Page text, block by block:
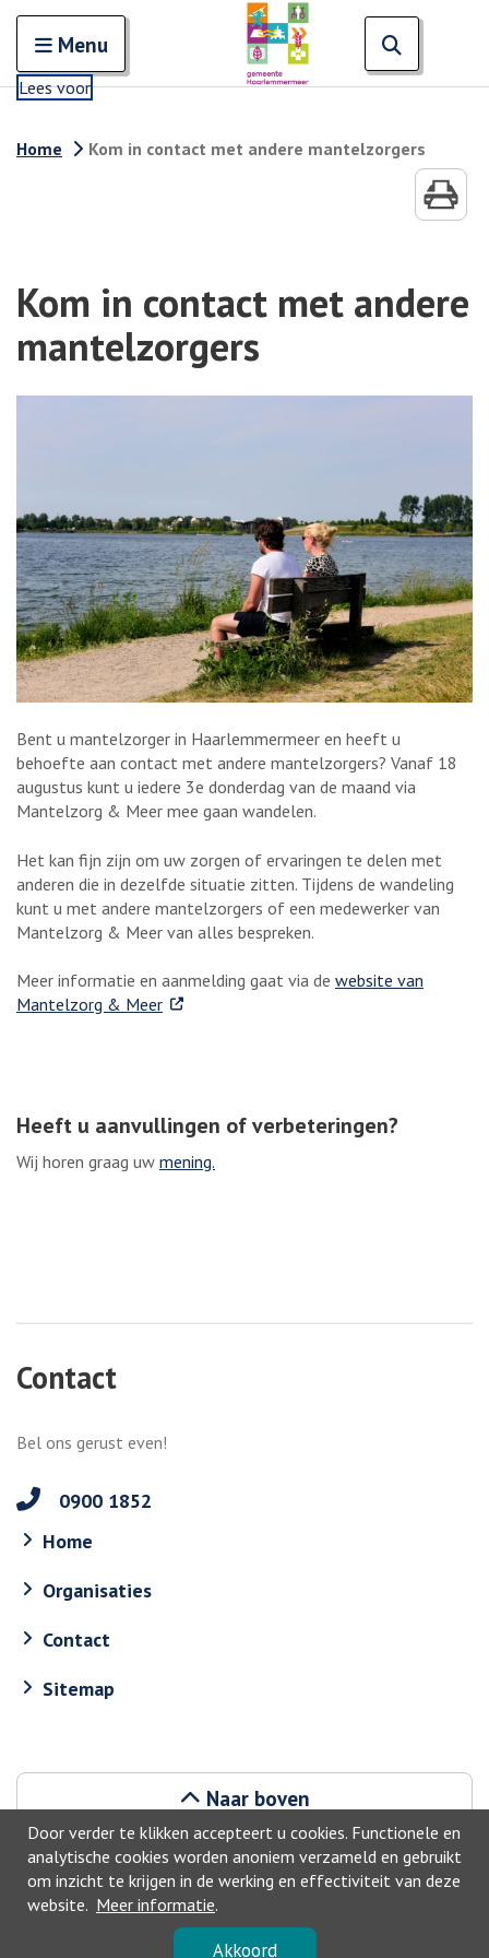
Door verder te klikken accepteert u cookies. Functionele en
analytische cookies worden anoniem verzameld en gebruikt
om inzicht te krijgen in de werking en effectiviteit van deze
website. Meer informatie.
Akkoord
Open en sluit het
Menu
Lees voor
Home Kom in contact met andere mantelzorgers
Kom in contact met andere
mantelzorgers
Bent u mantelzorger in Haarlemmermeer en heeft u
behoefte aan contact met andere mantelzorgers? Vanaf 18
augustus kunt u iedere 3e donderdag van de maand via
Mantelzorg & Meer mee gaan wandelen.
Het kan fijn zijn om uw zorgen of ervaringen te delen met
anderen die in dezelfde situatie zitten. Tijdens de wandeling
kunt u met andere mantelzorgers of een medewerker van
Mantelzorg & Meer van alles bespreken.
Meer informatie en aanmelding gaat via de website van
Mantelzorg & Meer. Externe link
Heeft u aanvullingen of verbeteringen?
Wij horen graag uw mening.
Contact
Bel ons gerust even!
0900 1852
Home
Organisaties
Contact
Sitemap
Naar boven
©2026, Haarlemmermeer